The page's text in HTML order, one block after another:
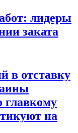
лидеры
заката
в отставку
главкому
на